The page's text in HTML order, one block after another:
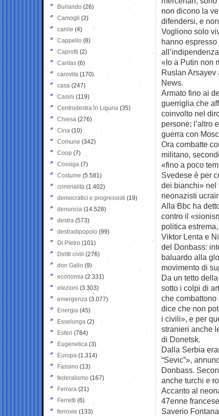
non dicono la
difendersi, e
Vogliono solo
hanno
«Io a Putin non
Ruslan Arsayev
News.
Armato fino ai
guerriglia che
coinvolto nel
persone; l’altro
guerra con
Ora combatte
militano,
«fino a poco
Svedese è per
dei bianchi» nel
neonazisti
Alla Bbc ha
contro il
politica
Viktor Lenta e
del Donbass:
baluardo alla
movimento di
Da un tetto
sotto i colpi di
che
dice che non
i civili», e per
stranieri anche
di Donetsk.
Dalla Serbia
“Sevic”»,
Donbass.
anche turchi e
Accanto al
47enne
Saverio
Burlando (26)
Camogli (2)
canile (4)
Cappello (8)
Caprotti (2)
Caritas (6)
carovita (170)
casa (247)
Casini (119)
Centrodestra in Liguria (35)
Chiesa (276)
Cina (10)
Comune (342)
Coop (7)
Cossiga (7)
Costume (5.581)
criminalità (1.402)
democratici e progressisti (19)
denuncia (14.528)
destra (573)
destradipopolo (99)
Di Pietro (101)
Diritti civili (276)
don Gallo (9)
economia (2.331)
elezioni (3.303)
emergenza (3.077)
Energia (45)
Esselunga (2)
Esteri (784)
Eugenetica (3)
Europa (1.314)
Fassino (13)
federalismo (167)
Ferrara (21)
Ferretti (6)
ferrovie (133)